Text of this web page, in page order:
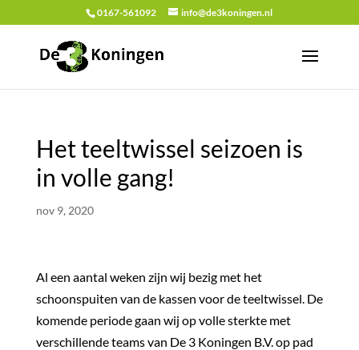
0167-561092 info@de3koningen.nl
Het teeltwissel seizoen is
in volle gang!
nov 9, 2020
Al een aantal weken zijn wij bezig met het
schoonspuiten van de kassen voor de teeltwissel. De
komende periode gaan wij op volle sterkte met
verschillende teams van De 3 Koningen B.V. op pad